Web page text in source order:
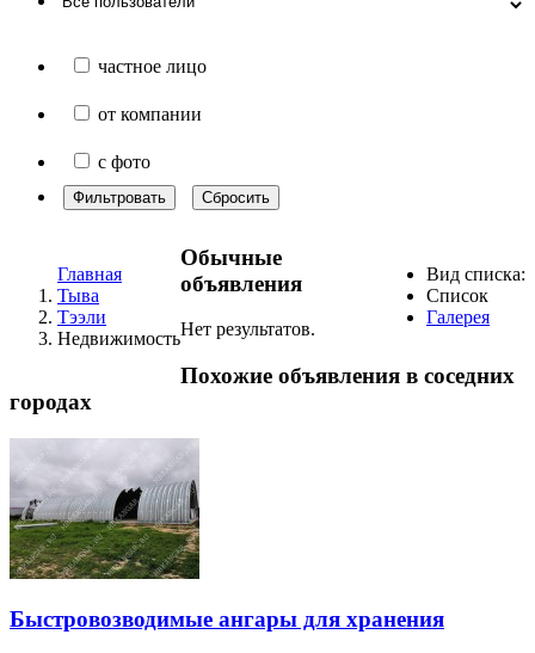
частное лицо
от компании
с фото
Фильтровать Сбросить
Главная
Тыва
Тээли
Недвижимость
Вид списка:
Список
Галерея
Обычные
объявления
Нет результатов.
Похожие объявления в соседних
городах
Быстровозводимые ангары для хранения